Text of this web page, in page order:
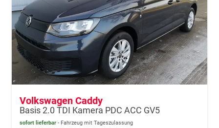
Volkswagen Caddy
Basis 2.0 TDI Kamera PDC ACC GV5
sofort lieferbar Fahrzeug mit Tageszulassung